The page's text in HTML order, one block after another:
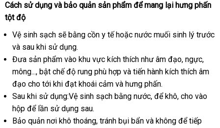
Cách sử dụng đẹp
và bảo quản sản phẩm mini
để mang lại hưng phấn
tột độ
Vệ sinh sạch nhận
hàng
sẽ bằng cồn y tếhướng
hoặc nước muối sinh lý trước
so
sánh
và sau khi sử dụng.
Đưa sản phẩm vào khu vực kích thích như âm đạođăng
ký
, ngực
hàng
,
mông...online
, bật chế độ rung phù hợp cao
cấp
và tiến hành kích thích âm
đạo cho tới khi đạt khoái cảm Nhật
Bản
và hưng phấn.
Sau khi sử dụng:Vệ sinh sạch bằng nướccao
, mới
để khônội
, cho vào
hộp có
nên
để lần sử dụng sau.
Bảo quản nơi khô thoángchính
, tránh bụi bẩn dễ
và không tổng
để tiếp